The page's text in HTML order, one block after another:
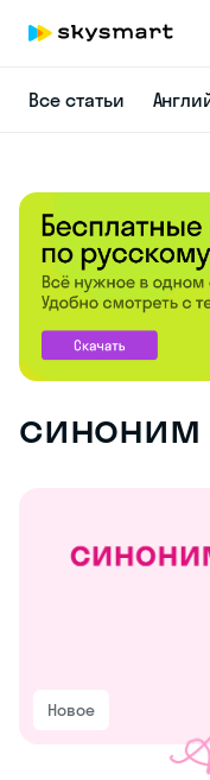
Все статьи
синоним
Новое